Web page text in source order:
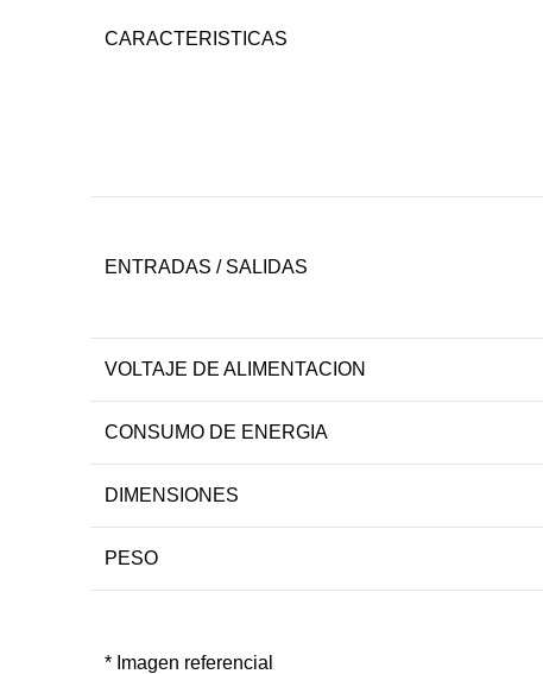
CARACTERISTICAS
ENTRADAS / SALIDAS
VOLTAJE DE ALIMENTACION
CONSUMO DE ENERGIA
DIMENSIONES
PESO
* Imagen referencial